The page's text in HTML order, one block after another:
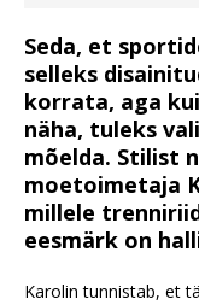
Seda, et
selleks
korrata, aga
näha, tuleks
mõelda. Stilist
moetoimetaja
millele
eesmärk on
Karolin tunnistab, et